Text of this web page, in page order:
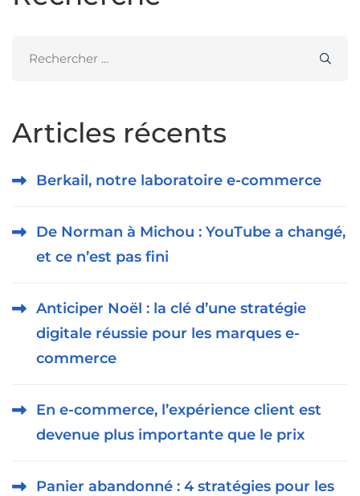
Articles récents
Berkail, notre laboratoire e-commerce
De Norman à Michou : YouTube a changé,
et ce n’est pas fini
Anticiper Noël : la clé d’une stratégie
digitale réussie pour les marques e-
commerce
En e-commerce, l’expérience client est
devenue plus importante que le prix
Panier abandonné : 4 stratégies pour les